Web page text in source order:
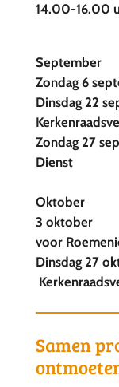
14.00-16.00
September
Zondag 6
Dinsdag 22
Zondag 27
Dienst
Oktober
3 oktober
voor
Dinsdag 27
Samen